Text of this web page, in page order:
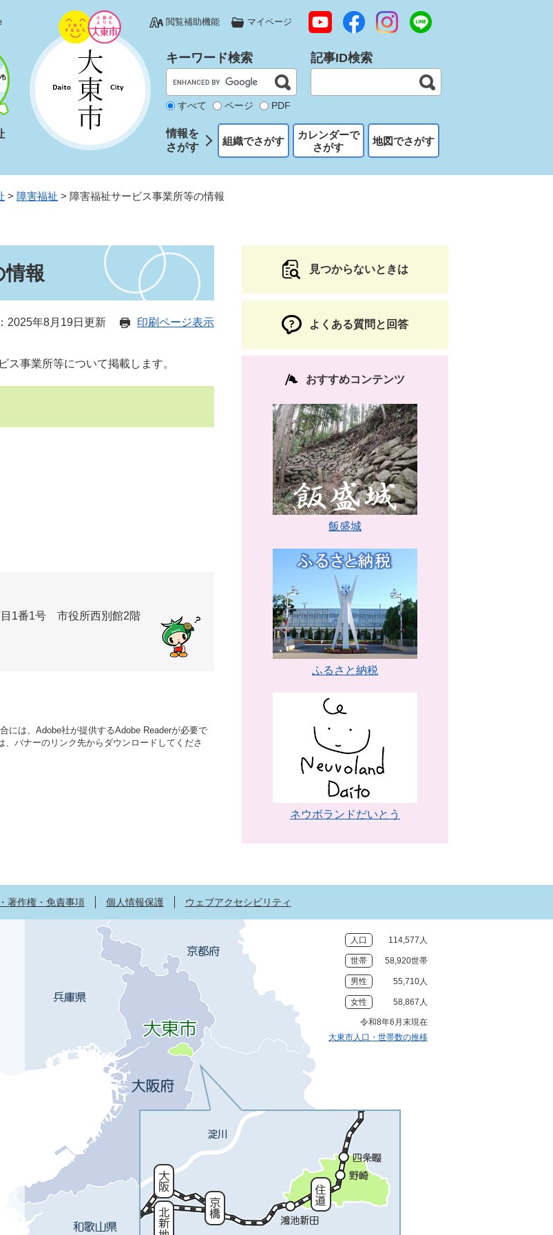
閲覧補助機能 マイページ
キーワード検索
すべて ページ PDF
記事ID検索
情報を
さがす
組織でさがす
カレンダーで
さがす
地図でさがす
> 障害福祉 > 障害福祉サービス事業所等の情報
情報
2025年8月19日更新 印刷ページ表示
事業所等について掲載します。
目1番1号 市役所西別館2階
には、Adobe社が提供するAdobe Readerが必要で
、バナーのリンク先からダウンロードしてくださ
見つからないときは
よくある質問と回答
おすすめコンテンツ
飯盛城
ふるさと納税
ネウボランドだいとう
著作権・免責事項 個人情報保護 ウェブアクセシビリティ
人口 114,577人
世帯 58,920世帯
男性 55,710人
女性 58,867人
令和8年6月末現在
大東市人口・世帯数の推移